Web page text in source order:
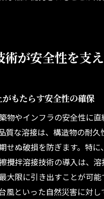
術が安全性を支
もたらす安全性の確保
物やインフラの安全性に
質な溶接は、構造物の耐久
せぬ破損を防ぎます。特に
攪拌溶接技術の導入は、
大限に引き出すことが可能
風といった自然災害に対し